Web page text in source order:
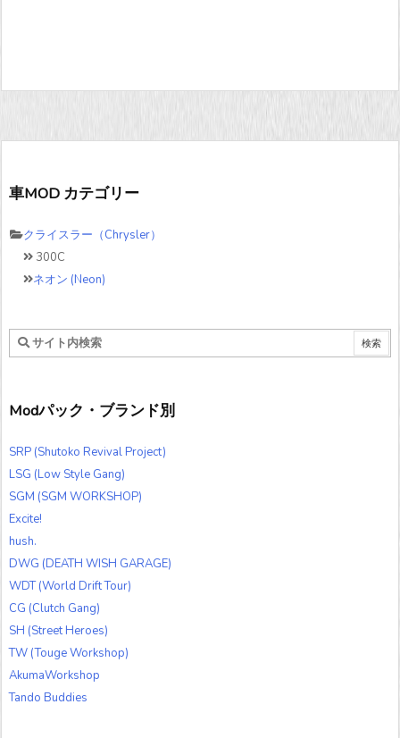
車MOD カテゴリー
クライスラー（Chrysler）
300C
ネオン (Neon)
Modパック・ブランド別
SRP (Shutoko Revival Project)
LSG (Low Style Gang)
SGM (SGM WORKSHOP)
Excite!
hush.
DWG (DEATH WISH GARAGE)
WDT (World Drift Tour)
CG (Clutch Gang)
SH (Street Heroes)
TW (Touge Workshop)
AkumaWorkshop
Tando Buddies